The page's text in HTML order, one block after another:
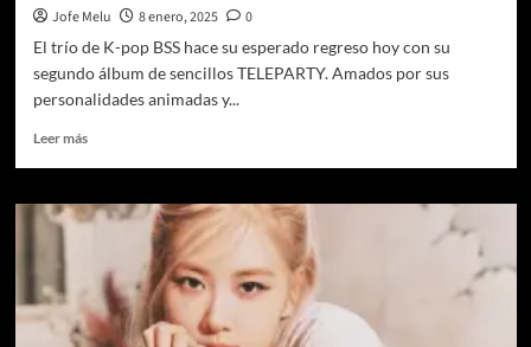
Jofe Melu 8 enero, 2025
0
El trío de K-pop BSS hace su esperado regreso hoy con su
segundo álbum de sencillos TELEPARTY. Amados por sus
personalidades animadas y...
Leer másLeer
BSS,
unidad
SEVENTEEN,
comparte
su